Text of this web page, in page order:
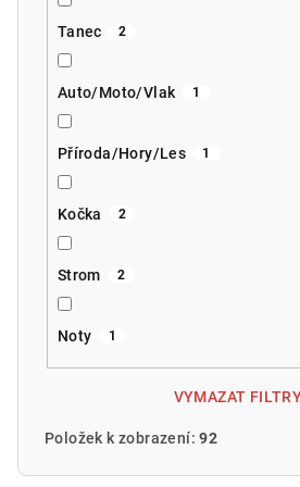
Tanec 2
Auto/Moto/Vlak 1
Příroda/Hory/Les 1
Kočka 2
Strom 2
Noty 1
VYMAZAT
Položek k zobrazení:92